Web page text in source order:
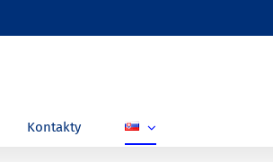
Kontakty